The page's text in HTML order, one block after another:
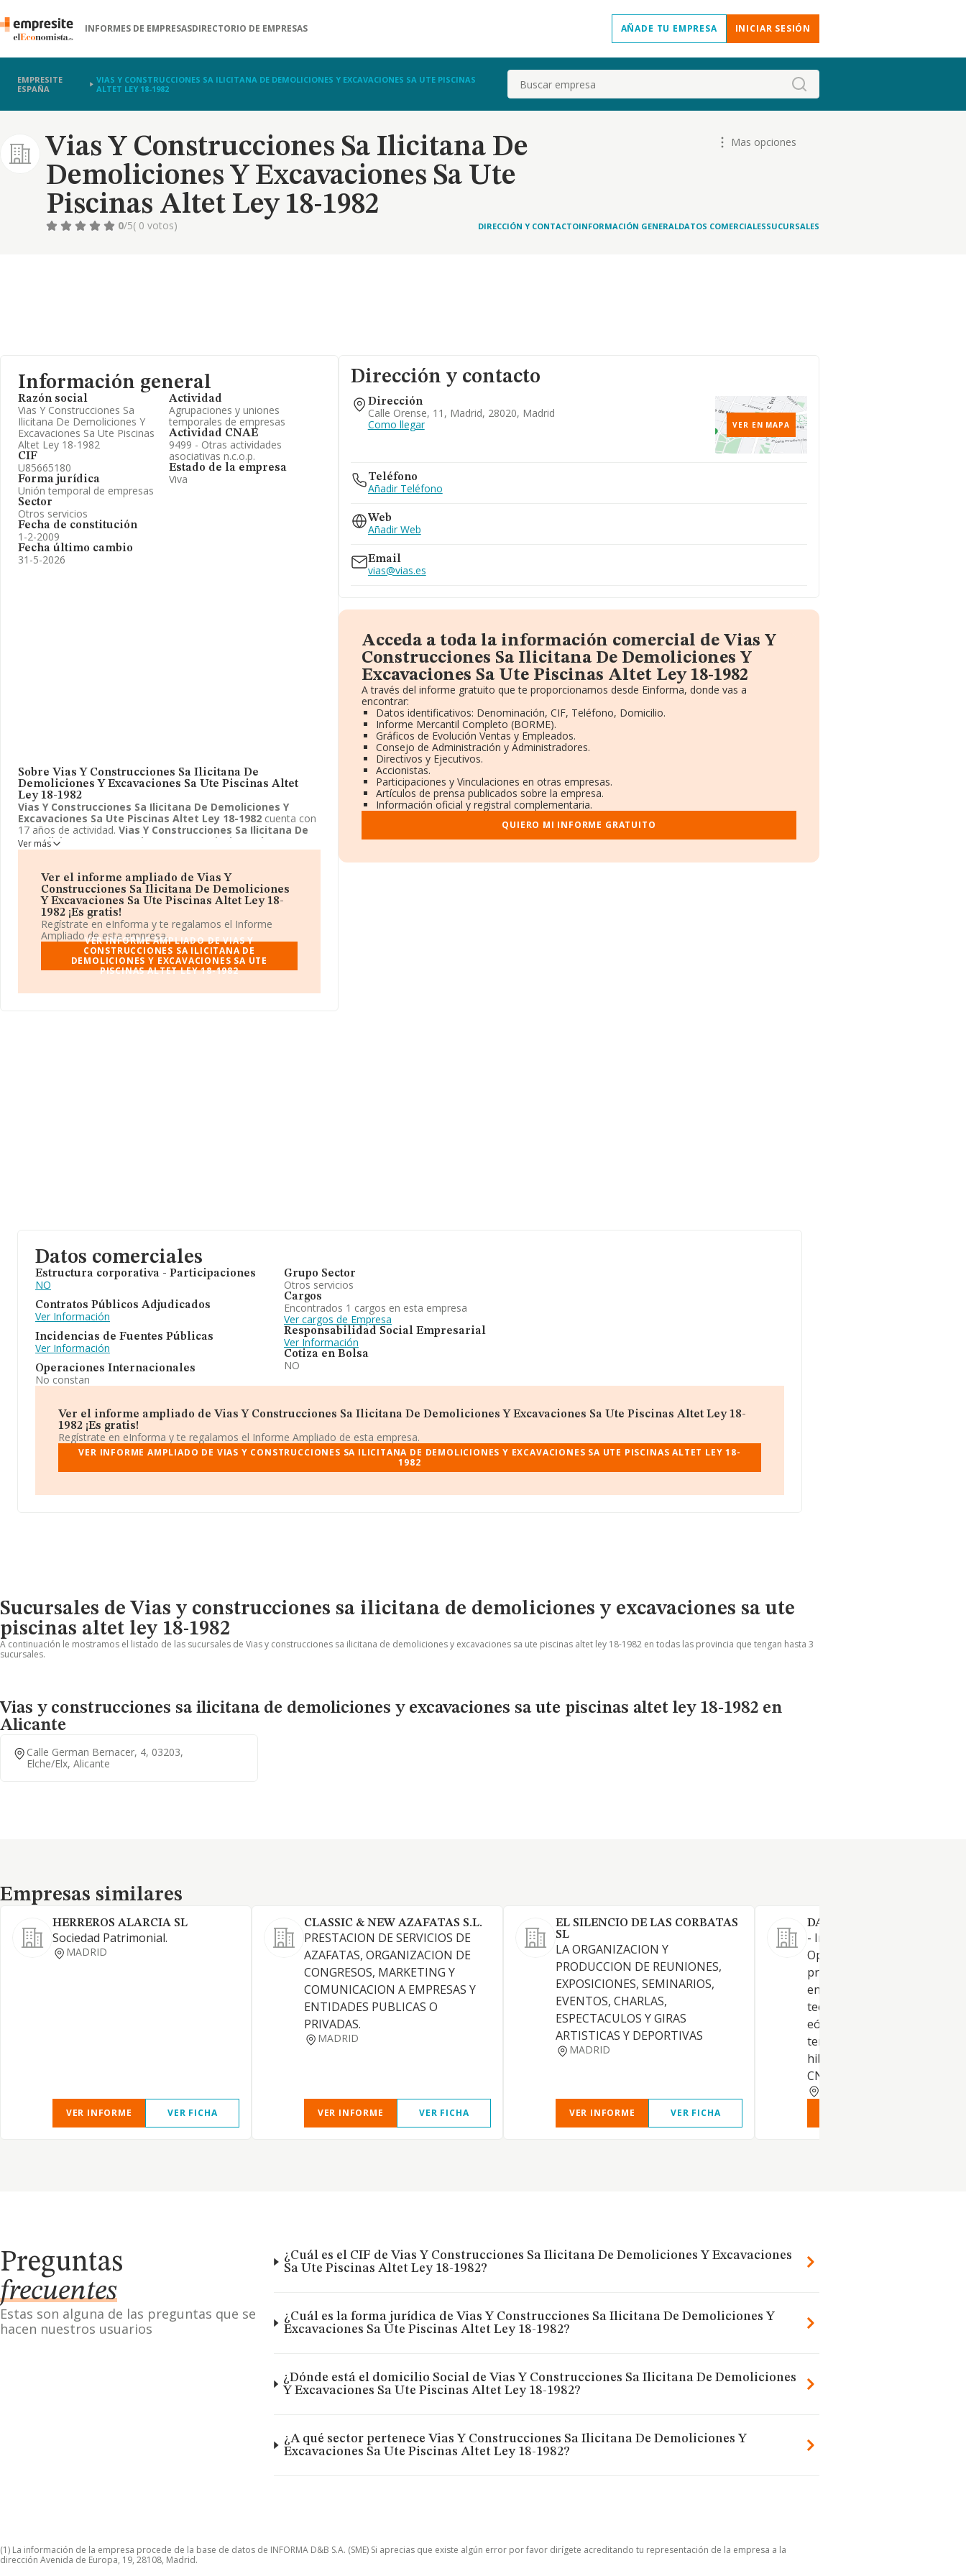
INFORMES DE EMPRESASDIRECTORIO DE EMPRESAS AÑADE TU EMPRESA INICIAR SESIÓN
EMPRESITE
ESPAÑA
VIAS Y CONSTRUCCIONES SA ILICITANA DE DEMOLICIONES Y EXCAVACIONES SA UTE PISCINAS
ALTET LEY 18-1982
Buscar
Vias Y Construcciones Sa Ilicitana De
Demoliciones Y Excavaciones Sa Ute
Piscinas Altet Ley 18-1982
Mas opciones
0/5( 0 votos) DIRECCIÓN Y CONTACTOINFORMACIÓN GENERALDATOS COMERCIALESSUCURSALES
Información general
Razón social
Vias Y Construcciones Sa
Ilicitana De Demoliciones Y
Excavaciones Sa Ute Piscinas
Altet Ley 18-1982
CIF
U85665180
Forma jurídica
Unión temporal de empresas
Sector
Otros servicios
Fecha de constitución
1-2-2009
Fecha último cambio
31-5-2026
Actividad
Agrupaciones y uniones
temporales de empresas
Actividad CNAE
9499 - Otras actividades
asociativas n.c.o.p.
Estado de la empresa
Viva
Sobre Vias Y Construcciones Sa Ilicitana De
Demoliciones Y Excavaciones Sa Ute Piscinas Altet
Ley 18-1982
Vias Y Construcciones Sa Ilicitana De Demoliciones Y
Excavaciones Sa Ute Piscinas Altet Ley 18-1982 cuenta con
17 años de actividad. Vias Y Construcciones Sa Ilicitana De
Demoliciones Y Excavaciones Sa Ute Piscinas Altet Ley 18-
1982se halla en Calle Orense, 11, Madrid, Madrid. La empresa
actividades asociativas n.c.o.p..Vias Y Construcciones Sa
Ilicitana De Demoliciones Y Excavaciones Sa Ute Piscinas
Altet Ley 18-1982toma la forma jurídica de Unión temporal de
empresas.
Ver más
Ver el informe ampliado de Vias Y
Construcciones Sa Ilicitana De Demoliciones
Y Excavaciones Sa Ute Piscinas Altet Ley 18-
1982 ¡Es gratis!
Regístrate en eInforma y te regalamos el Informe
Ampliado de esta empresa.
VER INFORME AMPLIADO DE VIAS Y
CONSTRUCCIONES SA ILICITANA DE
DEMOLICIONES Y EXCAVACIONES SA UTE
PISCINAS ALTET LEY 18-1982
Dirección y contacto
Dirección
Calle Orense, 11, Madrid, 28020, Madrid
Como llegar
VER EN MAPA
Teléfono
Añadir Teléfono
Web
Añadir Web
Email
vias@vias.es
Acceda a toda la información comercial de Vias Y
Construcciones Sa Ilicitana De Demoliciones Y
Excavaciones Sa Ute Piscinas Altet Ley 18-1982
A través del informe gratuito que te proporcionamos desde Einforma, donde vas a
encontrar:
Datos identificativos: Denominación, CIF, Teléfono, Domicilio.
Informe Mercantil Completo (BORME).
Gráficos de Evolución Ventas y Empleados.
Consejo de Administración y Administradores.
Directivos y Ejecutivos.
Accionistas.
Participaciones y Vinculaciones en otras empresas.
Artículos de prensa publicados sobre la empresa.
Información oficial y registral complementaria.
QUIERO MI INFORME GRATUITO
Datos comerciales
Estructura corporativa - Participaciones
NO
Contratos Públicos Adjudicados
Ver Información
Incidencias de Fuentes Públicas
Ver Información
Operaciones Internacionales
No constan
Grupo Sector
Otros servicios
Cargos
Encontrados 1 cargos en esta empresa
Ver cargos de Empresa
Responsabilidad Social Empresarial
Ver Información
Cotiza en Bolsa
NO
Ver el informe ampliado de Vias Y Construcciones Sa Ilicitana De Demoliciones Y Excavaciones Sa Ute Piscinas Altet Ley 18-
1982 ¡Es gratis!
Regístrate en eInforma y te regalamos el Informe Ampliado de esta empresa.
VER INFORME AMPLIADO DE VIAS Y CONSTRUCCIONES SA ILICITANA DE DEMOLICIONES Y EXCAVACIONES SA UTE PISCINAS ALTET LEY 18-
1982
Sucursales de Vias y construcciones sa ilicitana de demoliciones y excavaciones sa ute
piscinas altet ley 18-1982
A continuación le mostramos el listado de las sucursales de Vias y construcciones sa ilicitana de demoliciones y excavaciones sa ute piscinas altet ley 18-1982 en todas las provincia que tengan hasta 3
sucursales.
Vias y construcciones sa ilicitana de demoliciones y excavaciones sa ute piscinas altet ley 18-1982 en
Alicante
Calle German Bernacer, 4, 03203,
Elche/elx, Alicante
Empresas similares
Empresas similares
HERREROS ALARCIA SL
Sociedad Patrimonial.
MADRID
VER INFORME VER FICHA
CLASSIC & NEW AZAFATAS S.L.
PRESTACION DE SERVICIOS DE
AZAFATAS, ORGANIZACION DE
CONGRESOS, MARKETING Y
COMUNICACION A EMPRESAS Y
ENTIDADES PUBLICAS O
PRIVADAS.
MADRID
VER INFORME VER FICHA
EL SILENCIO DE LAS CORBATAS
SL
LA ORGANIZACION Y
PRODUCCION DE REUNIONES,
EXPOSICIONES, SEMINARIOS,
EVENTOS, CHARLAS,
ESPECTACULOS Y GIRAS
ARTISTICAS Y DEPORTIVAS
MADRID
VER INFORME VER FICHA
DARGON RE-ENERGY SL.
- Ingeniería, Construcción,
Operación, y explotación de
proyectos de energía
entre otras las siguientes
tecnologías, solar
eólica on-shore, eólica off-
termosolar, hidrogeno,
hibridación entre
CNAE 7112
Preguntas
frecuentes
Estas son alguna de las preguntas que se
hacen nuestros usuarios
¿Cuál es el CIF de Vias Y Construcciones Sa Ilicitana De Demoliciones Y Excavaciones
Sa Ute Piscinas Altet Ley 18-1982?
¿Cuál es la forma jurídica de Vias Y Construcciones Sa Ilicitana De Demoliciones Y
Excavaciones Sa Ute Piscinas Altet Ley 18-1982?
¿Dónde está el domicilio Social de Vias Y Construcciones Sa Ilicitana De Demoliciones
Y Excavaciones Sa Ute Piscinas Altet Ley 18-1982?
¿A qué sector pertenece Vias Y Construcciones Sa Ilicitana De Demoliciones Y
Excavaciones Sa Ute Piscinas Altet Ley 18-1982?
(1) La información de la empresa procede de la base de datos de INFORMA D&B S.A. (SME) Si aprecias que existe algún error por favor dirígete acreditando tu representación de la empresa a la
dirección Avenida de Europa, 19, 28108, Madrid.